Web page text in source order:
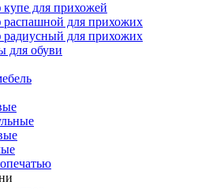
для прихожей
для прихожих
для прихожих
для обуви